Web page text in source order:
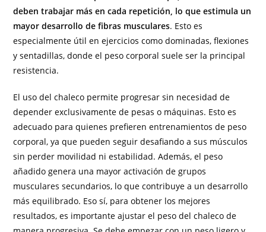
deben trabajar más en cada repetición, lo que estimula un
mayor desarrollo de fibras musculares. Esto es
especialmente útil en ejercicios como dominadas, flexiones
y sentadillas, donde el peso corporal suele ser la principal
resistencia.
El uso del chaleco permite progresar sin necesidad de
depender exclusivamente de pesas o máquinas. Esto es
adecuado para quienes prefieren entrenamientos de peso
corporal, ya que pueden seguir desafiando a sus músculos
sin perder movilidad ni estabilidad. Además, el peso
añadido genera una mayor activación de grupos
musculares secundarios, lo que contribuye a un desarrollo
más equilibrado. Eso sí, para obtener los mejores
resultados, es importante ajustar el peso del chaleco de